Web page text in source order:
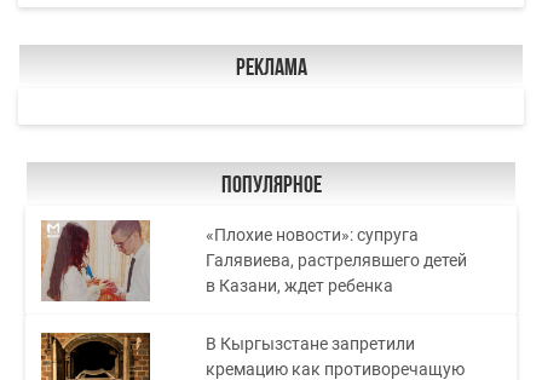
Реклама
Популярное
«Плохие новости»: супруга
Галявиева, растрелявшего детей
в Казани, ждет ребенка
В Кыргызстане запретили
кремацию как противоречащую